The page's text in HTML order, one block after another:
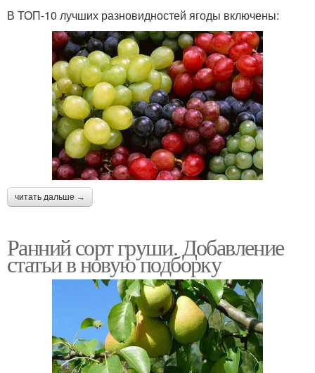
В ТОП-10 лучших разновидностей ягоды включены:
читать дальше →
Ранний сорт груши. Добавление
статьи в новую подборку